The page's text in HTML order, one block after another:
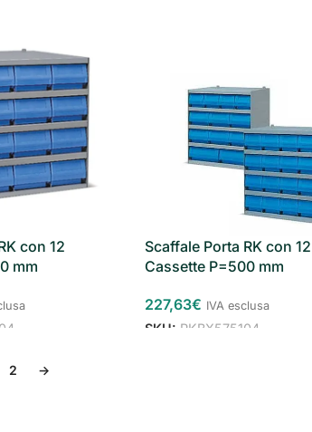
con 12
mm
Scaffale Porta RK con 12
Cassette P=500 mm
227,63€ IVA esclusa
SKU: RKBX575104
2 →